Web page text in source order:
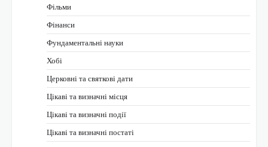
Фільми
Фінанси
Фундаментальні науки
Хобі
Церковні та святкові дати
Цікаві та визначні місця
Цікаві та визначні події
Цікаві та визначні постаті